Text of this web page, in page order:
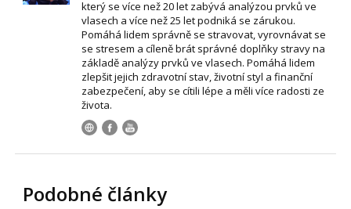
který se více než 20 let zabývá analýzou prvků ve
vlasech a více než 25 let podniká se zárukou.
Pomáhá lidem správně se stravovat, vyrovnávat se
se stresem a cíleně brát správné doplňky stravy na
základě analýzy prvků ve vlasech. Pomáhá lidem
zlepšit jejich zdravotní stav, životní styl a finanční
zabezpečení, aby se cítili lépe a měli více radosti ze
života.
Podobné články